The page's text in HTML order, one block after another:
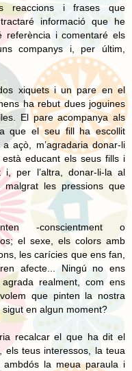
reaccions i frases que
informació que he
referència i comentaré els
companys i, per últim,
xiquets i un pare en el
ha rebut dues joguines
El pare acompanya als
que el seu fill ha escollit
açò, m’agradaria donar-li
educant els seus fills i
i, per l’altra, donar-li-la al
les pressions que
-conscientment o
el sexe, els colors amb
les carícies que ens fan,
afecte... Ningú no ens
realment, com ens
que pinten la nostra
en algun moment?
recalcar el que ha dit el
els teus interessos, la teua
ambdós la meua paraula i